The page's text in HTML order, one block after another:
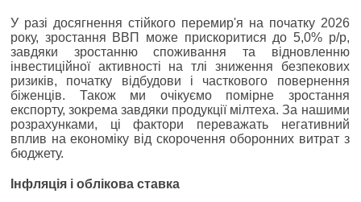
У разі досягнення стійкого перемир'я на початку 2026
року, зростання ВВП може прискоритися до 5,0% р/р,
завдяки зростанню споживання та відновленню
інвестиційної активності на тлі зниження безпекових
ризиків, початку відбудови і часткового повернення
біженців. Також ми очікуємо помірне зростання
експорту, зокрема завдяки продукції мілтеха. За нашими
розрахунками, ці фактори переважать негативний
вплив на економіку від скорочення оборонних витрат з
бюджету.
Інфляція і облікова ставка